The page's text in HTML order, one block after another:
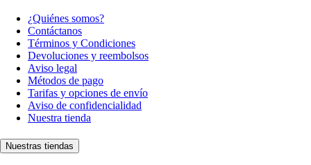
¿Quiénes somos?
Contáctanos
Términos y Condiciones
Devoluciones y reembolsos
Aviso legal
Métodos de pago
Tarifas y opciones de envío
Aviso de confidencialidad
Nuestra tienda
Nuestras tiendas